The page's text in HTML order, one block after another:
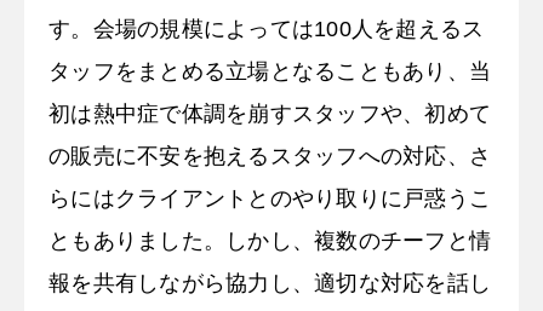
す。会場の規模によっては100人を超えるス
タッフをまとめる立場となることもあり、当
初は熱中症で体調を崩すスタッフや、初めて
の販売に不安を抱えるスタッフへの対応、さ
らにはクライアントとのやり取りに戸惑うこ
ともありました。しかし、複数のチーフと情
報を共有しながら協力し、適切な対応を話し